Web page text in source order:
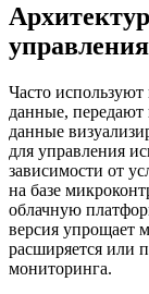
управления
Часто
данные,
данные
для управления
зависимости от
на базе
облачную
версия упрощает
расширяется или
мониторинга.